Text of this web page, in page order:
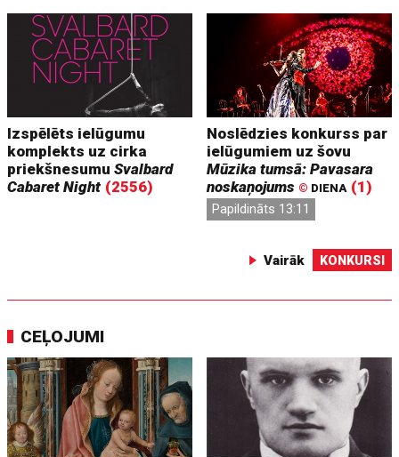
Izspēlēts ielūgumu
komplekts uz cirka
priekšnesumuSvalbard
Cabaret Night (2556)
Noslēdzies konkurss par
ielūgumiem uz šovu
Mūzika tumsā: Pavasara
noskaņojums © DIENA (1)
Papildināts 13:11
Vairāk KONKURSI
CEĻOJUMI